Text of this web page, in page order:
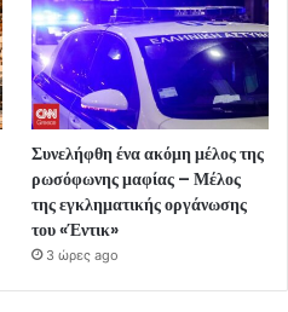
Συνελήφθη ένα ακόμη μέλος της
ρωσόφωνης μαφίας – Μέλος
της εγκληματικής οργάνωσης
του «Έντικ»
3 ώρες ago